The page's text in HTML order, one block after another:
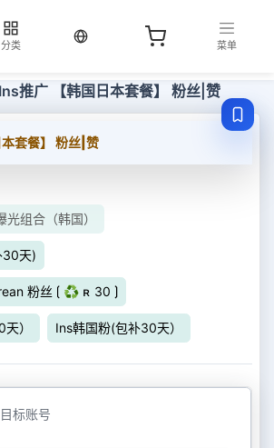
分类
当前语言：中文
菜单
Ins推广 【韩国日本套餐】 粉丝|赞
套餐】 粉丝|赞
组合（韩国）
30天)
粉丝 ⟮ ♻ ʀ 30 ⟯
） Ins韩国粉(包补30天）
标账号